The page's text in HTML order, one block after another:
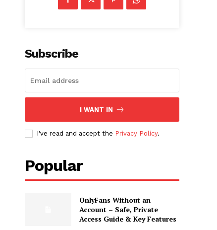
Subscribe
I WANT IN
I've read and accept the Privacy Policy.
Popular
OnlyFans Without an
Account – Safe, Private
Access Guide & Key Features